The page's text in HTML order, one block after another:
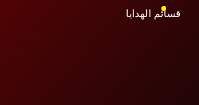
قسائم الهدايا